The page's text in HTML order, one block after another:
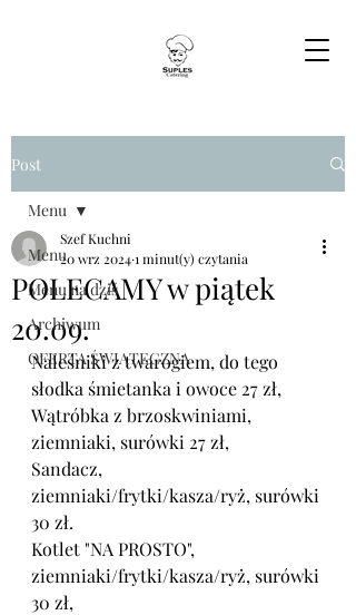
Post
Menu
Menu na dziś
Archiwum
OFERTA ŚWIĄTECZNA
Menu
POLECAMY w piątek
20.09.
Szef Kuchni
20 wrz 20241 minut(y) czytania
Naleśniki z twarogiem, do tego
słodka śmietanka i owoce 27 zł,
Wątróbka z brzoskwiniami,
ziemniaki, surówki 27 zł,
Sandacz,
ziemniaki/frytki/kasza/ryż, surówki
30 zł.
Kotlet "NA PROSTO",
ziemniaki/frytki/kasza/ryż, surówki
30 zł,